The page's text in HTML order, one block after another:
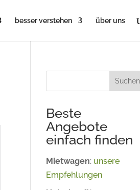
besser verstehen über uns
Suchen
Beste
Angebote
einfach finden
Mietwagen: unsere
Empfehlungen